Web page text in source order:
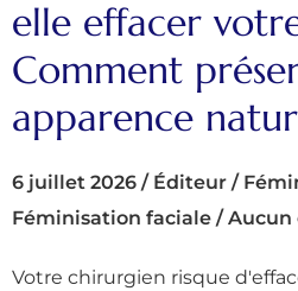
elle effacer
Comment
apparence
6 juillet 2026 / Éditeur /
Féminisation faciale / Aucun
Votre chirurgien risque